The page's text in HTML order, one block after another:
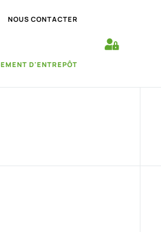
NOUS CONTACTER
D'ENTREPÔT